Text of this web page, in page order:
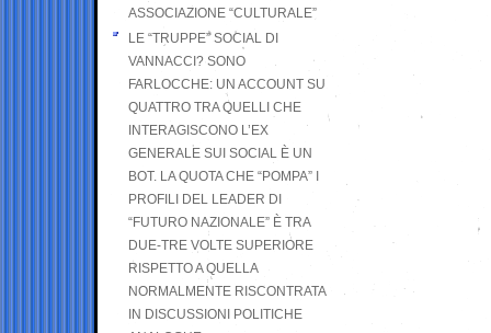
ASSOCIAZIONE “CULTURALE”
LE “TRUPPE” SOCIAL DI
VANNACCI? SONO
FARLOCCHE: UN ACCOUNT SU
QUATTRO TRA QUELLI CHE
INTERAGISCONO L’EX
GENERALE SUI SOCIAL È UN
BOT. LA QUOTA CHE “POMPA” I
PROFILI DEL LEADER DI
“FUTURO NAZIONALE” È TRA
DUE-TRE VOLTE SUPERIORE
RISPETTO A QUELLA
NORMALMENTE RISCONTRATA
IN DISCUSSIONI POLITICHE